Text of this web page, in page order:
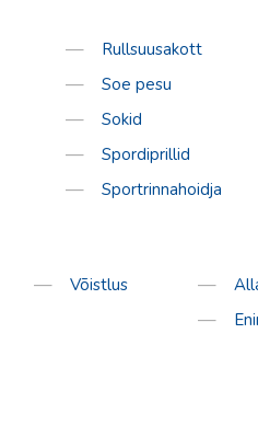
Rullsuusakott
Soe pesu
Sokid
Spordiprillid
Sportrinnahoidja
Võistlus
S´Cool
Sorel
Tabou
Vauhti
Daehlie
Swenor